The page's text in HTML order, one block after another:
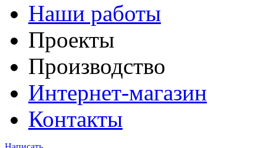
Наши работы
Проекты
Производство
Интернет-магазин
Контакты